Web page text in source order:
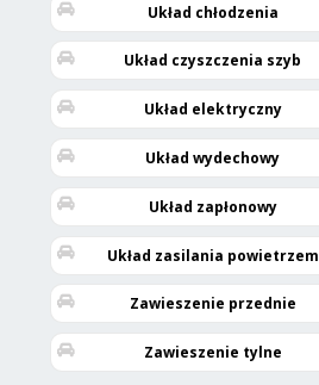
Układ chłodzenia
Układ czyszczenia szyb
Układ elektryczny
Układ wydechowy
Układ zapłonowy
Układ zasilania powietrzem
Zawieszenie przednie
Zawieszenie tylne